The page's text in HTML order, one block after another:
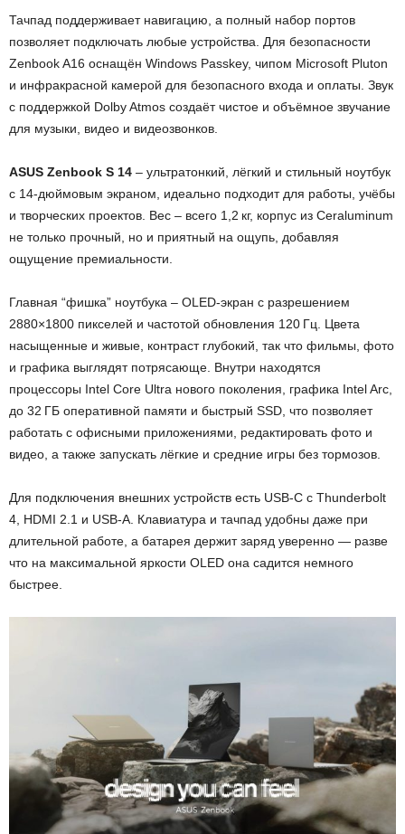
Тачпад поддерживает навигацию, а полный набор портов
позволяет подключать любые устройства. Для безопасности
Zenbook A16 оснащён Windows Passkey, чипом Microsoft Pluton
и инфракрасной камерой для безопасного входа и оплаты. Звук
с поддержкой Dolby Atmos создаёт чистое и объёмное звучание
для музыки, видео и видеозвонков.
ASUS Zenbook S 14 – ультратонкий, лёгкий и стильный ноутбук
с 14-дюймовым экраном, идеально подходит для работы, учёбы
и творческих проектов. Вес – всего 1,2 кг, корпус из Ceraluminum
не только прочный, но и приятный на ощупь, добавляя
ощущение премиальности.
Главная “фишка” ноутбука – OLED-экран с разрешением
2880×1800 пикселей и частотой обновления 120 Гц. Цвета
насыщенные и живые, контраст глубокий, так что фильмы, фото
и графика выглядят потрясающе. Внутри находятся
процессоры Intel Core Ultra нового поколения, графика Intel Arc,
до 32 ГБ оперативной памяти и быстрый SSD, что позволяет
работать с офисными приложениями, редактировать фото и
видео, а также запускать лёгкие и средние игры без тормозов.
Для подключения внешних устройств есть USB-C с Thunderbolt
4, HDMI 2.1 и USB-A. Клавиатура и тачпад удобны даже при
длительной работе, а батарея держит заряд уверенно — разве
что на максимальной яркости OLED она садится немного
быстрее.